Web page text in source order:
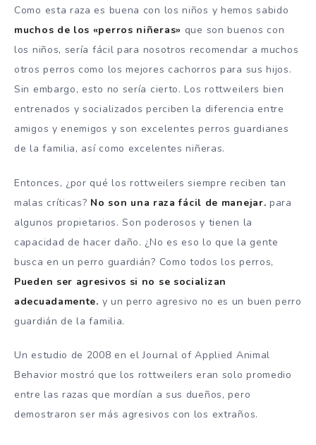
Como esta raza es buena con los niños y hemos sabido
muchos de los «perros niñeras» que son buenos con
los niños, sería fácil para nosotros recomendar a muchos
otros perros como los mejores cachorros para sus hijos.
Sin embargo, esto no sería cierto. Los rottweilers bien
entrenados y socializados perciben la diferencia entre
amigos y enemigos y son excelentes perros guardianes
de la familia, así como excelentes niñeras.
Entonces, ¿por qué los rottweilers siempre reciben tan
malas críticas? No son una raza fácil de manejar. para
algunos propietarios. Son poderosos y tienen la
capacidad de hacer daño. ¿No es eso lo que la gente
busca en un perro guardián? Como todos los perros,
Pueden ser agresivos si no se socializan
adecuadamente. y un perro agresivo no es un buen perro
guardián de la familia.
Un estudio de 2008 en el Journal of Applied Animal
Behavior mostró que los rottweilers eran solo promedio
entre las razas que mordían a sus dueños, pero
demostraron ser más agresivos con los extraños.